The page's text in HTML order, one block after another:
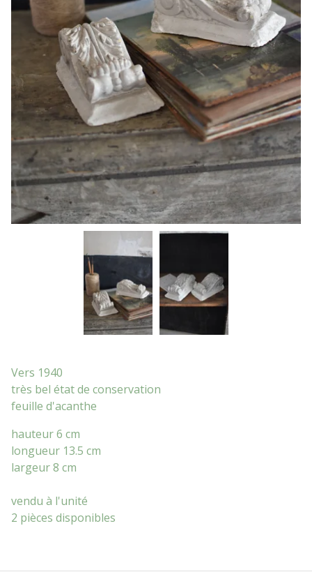
Vers 1940
très bel état de conservation
feuille d'acanthe
hauteur 6 cm
longueur 13.5 cm
largeur 8 cm
vendu à l'unité
2 pièces disponibles